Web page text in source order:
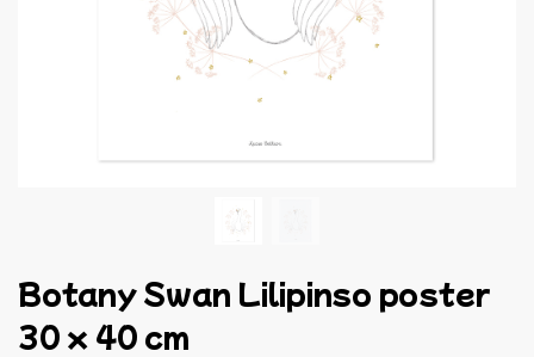
Botany Swan Lilipinso poster
30 x 40 cm